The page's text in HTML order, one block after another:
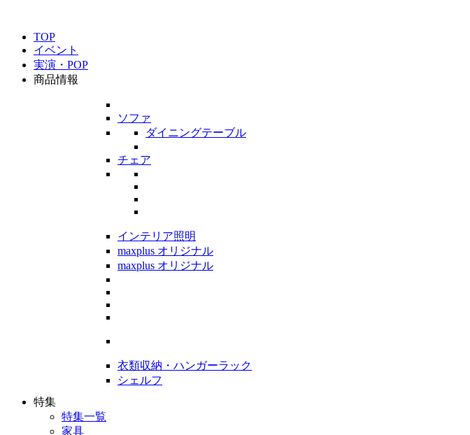
TOP
イベント
実演・POP
商品情報
ソファ
ダイニングテーブル
チェア
インテリア照明
maxplus オリジナル
maxplus オリジナル
衣類収納・ハンガーラック
シェルフ
特集
特集一覧
家具